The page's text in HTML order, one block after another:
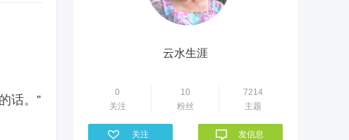
话。”
云水生涯
0
关注
10
粉丝
7214
主题
关注 发信息